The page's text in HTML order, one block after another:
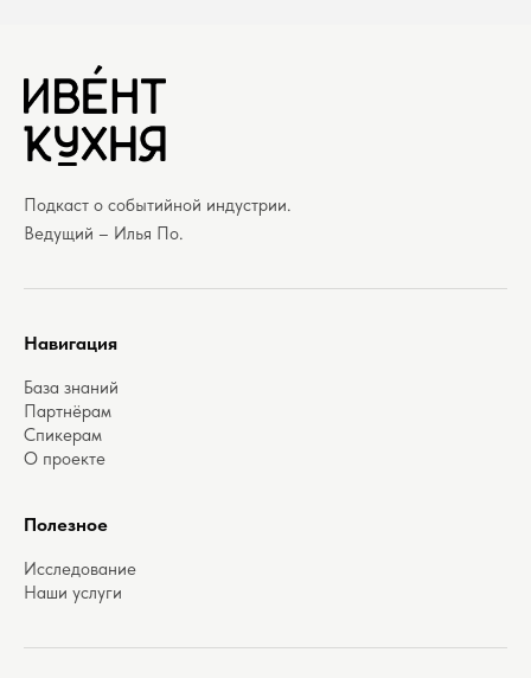
Подкаст о событийной индустрии.
Ведущий – Илья По.
Навигация
База знаний
Партнёрам
Спикерам
О проекте
Полезное
Исследование
Наши услуги